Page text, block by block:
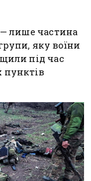
лише частина
яку воїни
під час